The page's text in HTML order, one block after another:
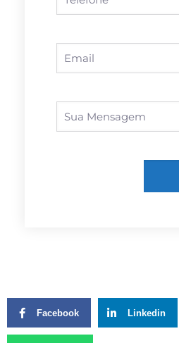
Facebook Linkedin